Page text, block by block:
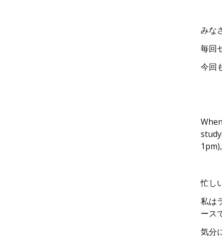
みな
毎回
今回
忙し
私は
ース
気分